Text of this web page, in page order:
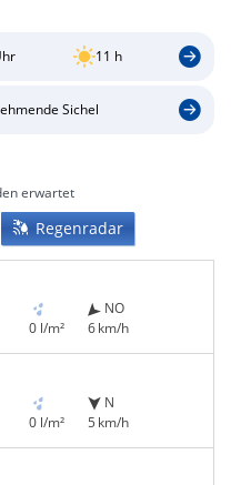
11 h
Sichel
erwartet
Regenradar
0 l/m²
NO
6 km/h
0 l/m²
N
5 km/h